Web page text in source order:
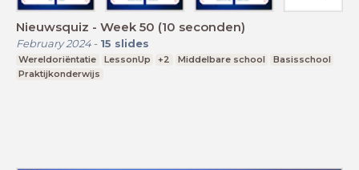
Nieuwsquiz - Week 50 (10 seconden)
February 2024- 15 slides
Wereldoriëntatie LessonUp +2 Middelbare school
Basisschool
Praktijkonderwijs